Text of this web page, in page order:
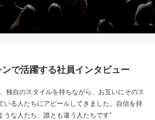
ンで活躍する社員インタビュー
独自のスタイルを持ちながら、お互いにそのス
いる人たちにアピールしてきました。自信を持
うな人たち、誰とも違う人たちです”